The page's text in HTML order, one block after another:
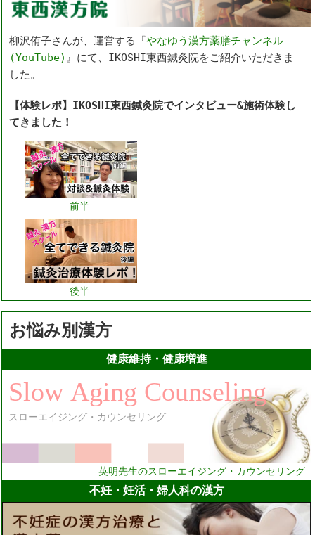
柳沢侑子さんが、運営する『やなゆう漢方薬膳チャンネル
(YouTube) 』にて、IKOSHI東西鍼灸院をご紹介いただきま
した。
【体験レポ】IKOSHI東西鍼灸院でインタビュー&施術体験し
てきました！
前半
後半
お悩み別漢方
健康維持・健康増進
英明先生のスローエイジング・カウンセリング
不妊・妊活・婦人科の漢方